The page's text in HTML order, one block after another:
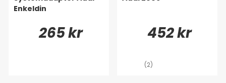
Enkeldin
265 kr 452 kr
(2)